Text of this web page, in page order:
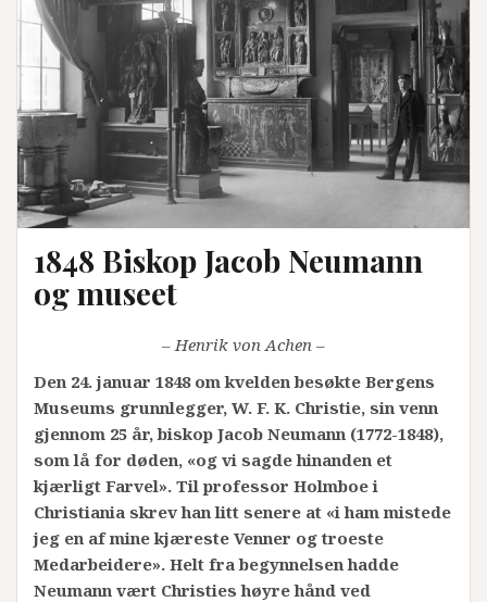
1848 Biskop Jacob Neumann
og museet
– Henrik von Achen –
Den 24. januar 1848 om kvelden besøkte Bergens
Museums grunnlegger, W. F. K. Christie, sin venn
gjennom 25 år, biskop Jacob Neumann (1772-1848),
som lå for døden, «og vi sagde hinanden et
kjærligt Farvel». Til professor Holmboe i
Christiania skrev han litt senere at «i ham mistede
jeg en af mine kjæreste Venner og troeste
Medarbeidere». Helt fra begynnelsen hadde
Neumann vært Christies høyre hånd ved